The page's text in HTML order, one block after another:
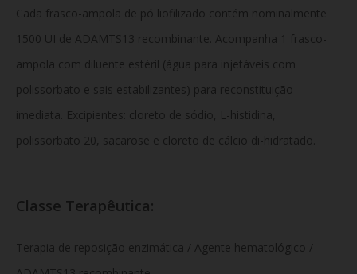
Cada frasco-ampola de pó liofilizado contém nominalmente
1500 UI de ADAMTS13 recombinante. Acompanha 1 frasco-
ampola com diluente estéril (água para injetáveis com
polissorbato e sais estabilizantes) para reconstituição
imediata. Excipientes: cloreto de sódio, L-histidina,
polissorbato 20, sacarose e cloreto de cálcio di-hidratado.
Classe Terapêutica:
Terapia de reposição enzimática / Agente hematológico /